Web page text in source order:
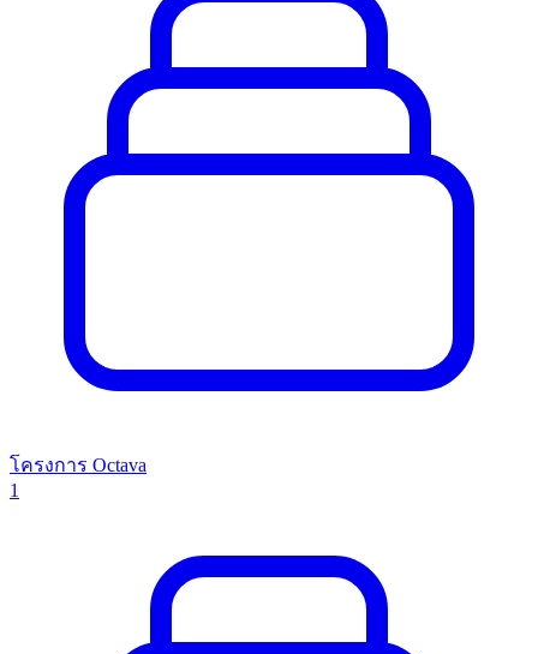
โครงการ Octava
1